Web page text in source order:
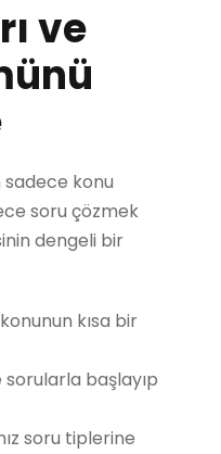
ve
sadece konu
soru çözmek
dengeli bir
kısa bir
başlayıp
soru tiplerine